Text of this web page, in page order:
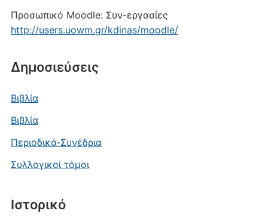
Προσωπικό Moodle: Συν-εργασίες
http://users.uowm.gr/kdinas/moodle/
Δημοσιεύσεις
Βιβλία
Βιβλία
Περιοδικά-Συνέδρια
Συλλογικοί τόμοι
Ιστορικό